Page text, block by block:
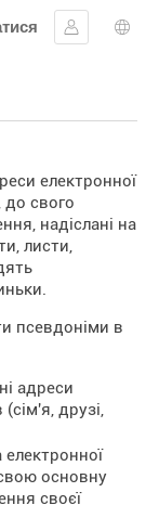
Увійти
електронної
до свого
надіслані на
листи,
псевдоніми в
адреси
друзі,
основну
своєї